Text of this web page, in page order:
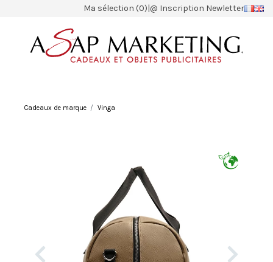
Ma sélection (0)|@ Inscription Newletter
Cadeaux de marque Vinga